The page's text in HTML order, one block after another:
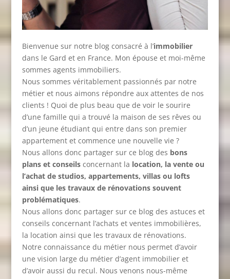
Bienvenue sur notre blog consacré à l’immobilier
dans le Gard et en France. Mon épouse et moi-même
sommes agents immobiliers.
Nous sommes véritablement passionnés par notre
métier et nous aimons répondre aux attentes de nos
clients ! Quoi de plus beau que de voir le sourire
d’une famille qui a trouvé la maison de ses rêves ou
d’un jeune étudiant qui entre dans son premier
appartement et commence une nouvelle vie ?
Nous allons donc partager sur ce blog des bons
plans et conseilsconcernant la location, la vente ou
l’achat de studios, appartements, villas ou lofts
ainsi que les travaux de rénovations souvent
problématiques.
Nous allons donc partager sur ce blog des astuces et
conseils concernant l’achats et ventes immobilières,
la location ainsi que les travaux de rénovations.
Notre connaissance du métier nous permet d’avoir
une vision large du métier d’agent immobilier et
d’avoir aussi du recul. Nous venons nous-même